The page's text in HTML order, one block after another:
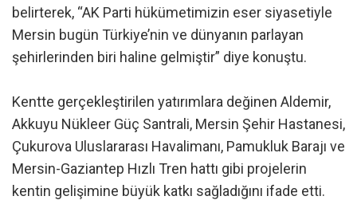
belirterek, “AK Parti hükümetimizin eser siyasetiyle
Mersin bugün Türkiye’nin ve dünyanın parlayan
şehirlerinden biri haline gelmiştir” diye konuştu.
Kentte gerçekleştirilen yatırımlara değinen Aldemir,
Akkuyu Nükleer Güç Santrali, Mersin Şehir Hastanesi,
Çukurova Uluslararası Havalimanı, Pamukluk Barajı ve
Mersin-Gaziantep Hızlı Tren hattı gibi projelerin
kentin gelişimine büyük katkı sağladığını ifade etti.